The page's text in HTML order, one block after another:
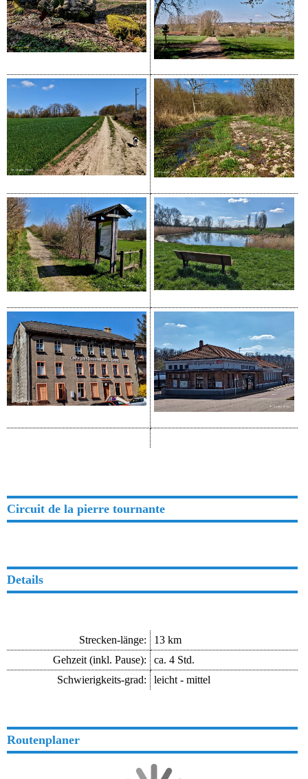
Circuit de la pierre tournante
Details
Strecken-länge:
13 km
Gehzeit (inkl. Pause):
ca. 4 Std.
Schwierigkeits-grad: leicht - mittel
Routenplaner